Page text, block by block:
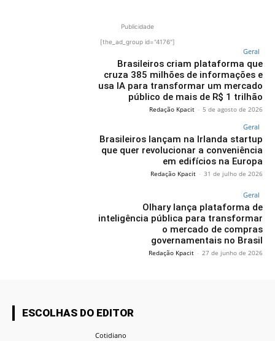
Publicidade
[the_ad_group id="4176"]
Geral
Brasileiros criam plataforma que
cruza 385 milhões de informações e
usa IA para transformar um mercado
público de mais de R$ 1 trilhão
Redação Kpacit - 5 de agosto de 2026
Geral
Brasileiros lançam na Irlanda startup
que quer revolucionar a conveniência
em edifícios na Europa
Redação Kpacit - 31 de julho de 2026
Geral
Olhary lança plataforma de
inteligência pública para transformar
o mercado de compras
governamentais no Brasil
Redação Kpacit - 27 de junho de 2026
ESCOLHAS DO EDITOR
Cotidiano